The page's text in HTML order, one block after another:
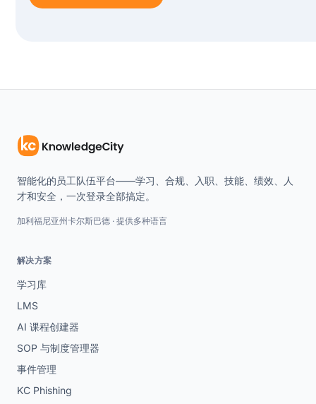
智能化的员工队伍平台——学习、合规、入职、技能、绩效、人
才和安全，一次登录全部搞定。
加利福尼亚州卡尔斯巴德 · 提供多种语言
解决方案
学习库
LMS
AI 课程创建器
SOP 与制度管理器
事件管理
KC Phishing